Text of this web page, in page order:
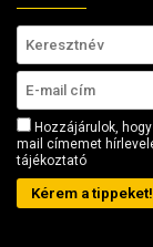
Hozzájárulok,
mail címemet
tájékoztató
Kérem a tippeket!